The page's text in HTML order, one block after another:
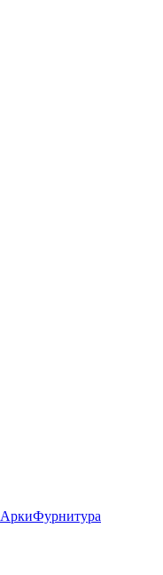
АркиФурнитура